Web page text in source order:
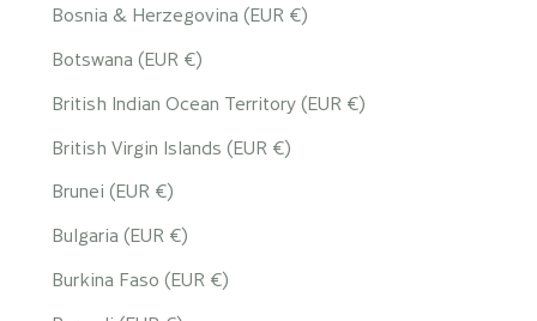
Bosnia & Herzegovina (EUR €)
Botswana (EUR €)
British Indian Ocean Territory (EUR €)
British Virgin Islands (EUR €)
Brunei (EUR €)
Bulgaria (EUR €)
Burkina Faso (EUR €)